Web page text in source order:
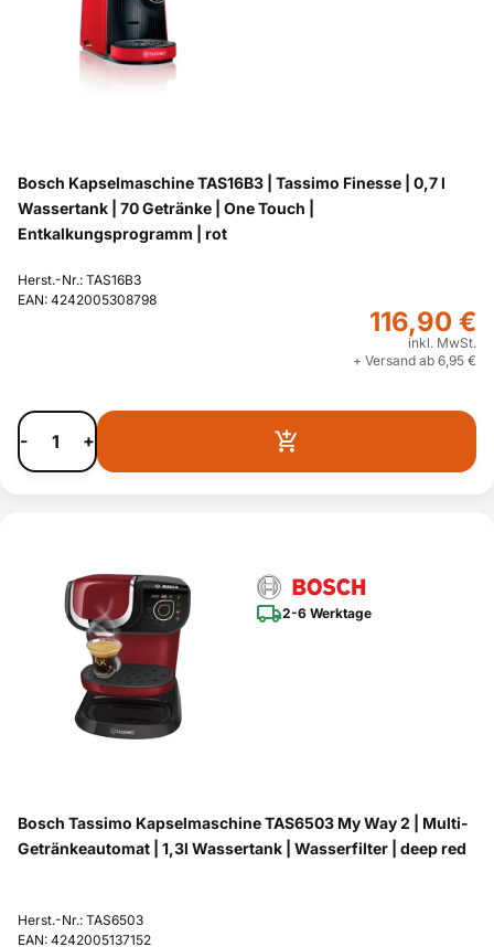
Bosch Kapselmaschine TAS16B3 | Tassimo Finesse | 0,7 l
Wassertank | 70 Getränke | One Touch |
Entkalkungsprogramm | rot
Herst.-Nr.: TAS16B3
EAN: 4242005308798
116,90 €
inkl. MwSt.
+ Versand ab 6,95 €
- +
2-6 Werktage
Bosch Tassimo Kapselmaschine TAS6503 My Way 2 | Multi-
Getränkeautomat | 1,3l Wassertank | Wasserfilter | deep red
Herst.-Nr.: TAS6503
EAN: 4242005137152